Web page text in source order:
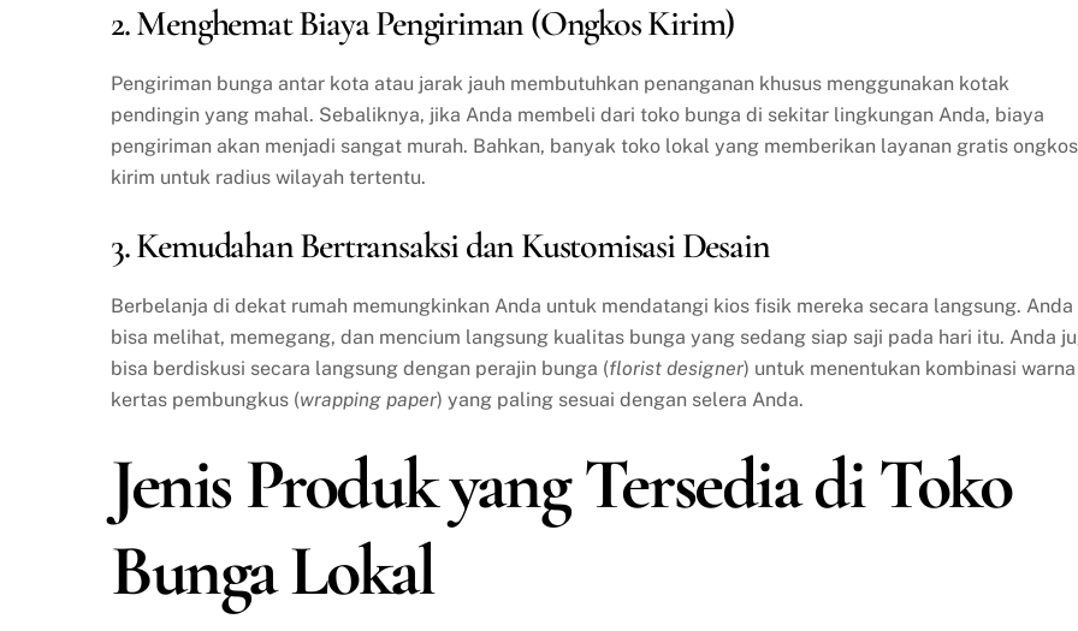
2. Menghemat Biaya Pengiriman (Ongkos Kirim)
Pengiriman bunga antar kota atau jarak jauh membutuhkan penanganan khusus menggunakan kotak
pendingin yang mahal. Sebaliknya, jika Anda membeli dari toko bunga di sekitar lingkungan Anda, biaya
pengiriman akan menjadi sangat murah. Bahkan, banyak toko lokal yang memberikan layanan gratis ongkos
kirim untuk radius wilayah tertentu.
3. Kemudahan Bertransaksi dan Kustomisasi Desain
Berbelanja di dekat rumah memungkinkan Anda untuk mendatangi kios fisik mereka secara langsung. Anda
bisa melihat, memegang, dan mencium langsung kualitas bunga yang sedang siap saji pada hari itu. Anda
bisa berdiskusi secara langsung dengan perajin bunga (florist designer) untuk menentukan kombinasi warna
kertas pembungkus (wrapping paper) yang paling sesuai dengan selera Anda.
Jenis Produk yang Tersedia di Toko
Bunga Lokal